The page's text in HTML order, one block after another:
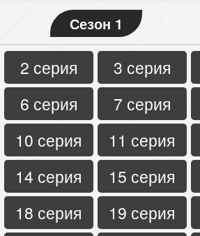
Сезон 1
2 серия
3 серия
6 серия
7 серия
10 серия
11 серия
14 серия
15 серия
18 серия
19 серия